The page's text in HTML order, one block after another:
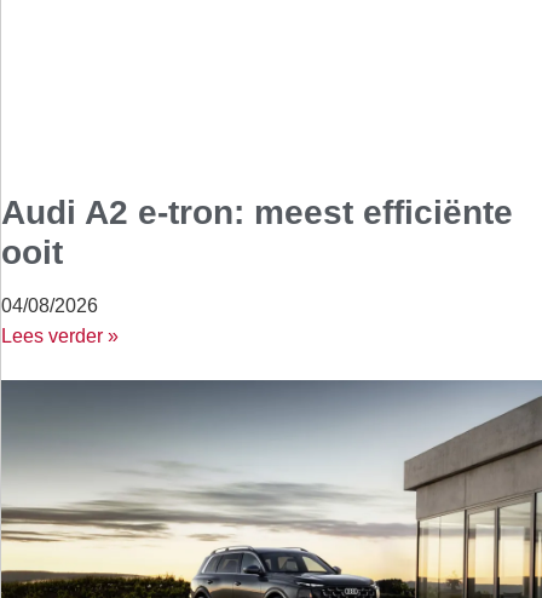
Audi A2 e-tron: meest efficiënte
ooit
04/08/2026
Lees verder »